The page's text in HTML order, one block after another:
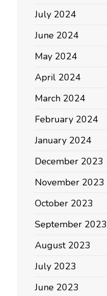
July 2024
June 2024
May 2024
April 2024
March 2024
February 2024
January 2024
December 2023
November 2023
October 2023
September 2023
August 2023
July 2023
June 2023